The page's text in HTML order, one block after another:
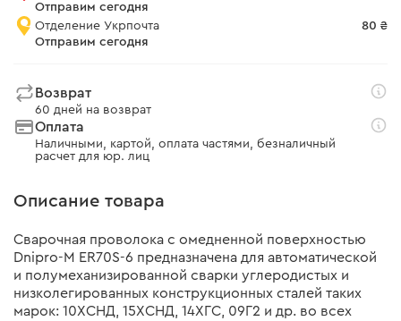
Отправим сегодня
Отделение Укрпочта
Отправим сегодня
80 ₴
Возврат
60 дней на возврат
Оплата
Наличными, картой, оплата частями, безналичный
расчет для юр. лиц
Описание товара
Сварочная проволока с омедненной поверхностью
Dnipro-M ER70S-6 предназначена для автоматической
и полумеханизированной сварки углеродистых и
низколегированных конструкционных сталей таких
марок: 10ХСНД, 15ХСНД, 14ХГС, 09Г2 и др. во всех